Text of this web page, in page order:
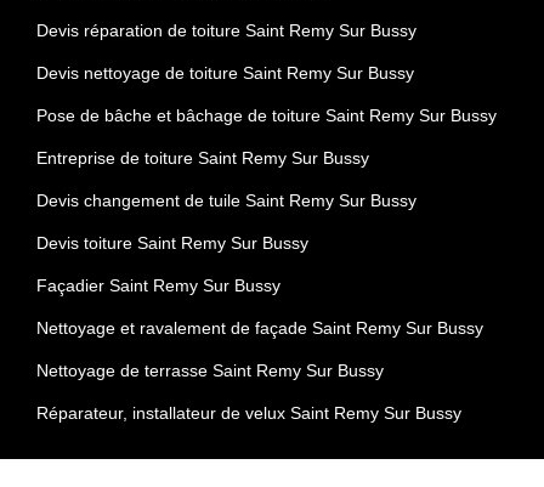
Devis réparation de toiture Saint Remy Sur Bussy
Devis nettoyage de toiture Saint Remy Sur Bussy
Pose de bâche et bâchage de toiture Saint Remy Sur Bussy
Entreprise de toiture Saint Remy Sur Bussy
Devis changement de tuile Saint Remy Sur Bussy
Devis toiture Saint Remy Sur Bussy
Façadier Saint Remy Sur Bussy
Nettoyage et ravalement de façade Saint Remy Sur Bussy
Nettoyage de terrasse Saint Remy Sur Bussy
Réparateur, installateur de velux Saint Remy Sur Bussy